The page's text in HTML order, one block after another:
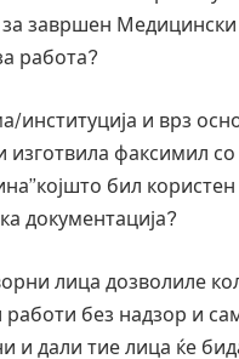
завршен Медицински
работа?
институција и врз
изготвила факсимил со
бил
документација?
лица дозволиле
без надзор и
и дали тие лица ќе